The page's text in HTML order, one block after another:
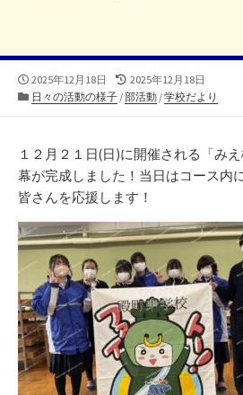
公
開
2025年12月18日
最
終
日
2025年12月18日
カ
リ
日々の活動の様子 /部活動 /学校だより
１２月２１日(日)に開催される「み
幕が完成しました！当日はコース内
皆さんを応援します！